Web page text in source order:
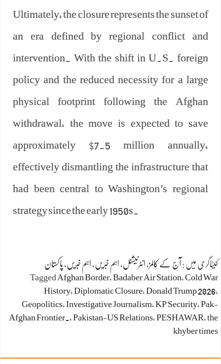
Ultimately, the closure represents the sunset of
an era defined by regional conflict and
intervention. With the shift in U.S. foreign
policy and the reduced necessity for a large
physical footprint following the Afghan
withdrawal, the move is expected to save
approximately $7.5 million annually,
effectively dismantling the infrastructure that
had been central to Washington’s regional
strategy since the early 1950s.
کیٹاگری میں : آج کے کالمز، انٹرنیشنل، اہم خبریں، اہم خبریں، پاکستان
Tagged Afghan Border،Badaber Air Station،Cold War
History،Diplomatic Closure،Donald Trump 2026،
Geopolitics،Investigative Journalism،KP Security،Pak-
Afghan Frontier. ،Pakistan-US Relations،PESHAWAR،the
khyber times